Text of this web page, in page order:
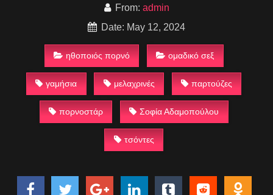
From: admin
Date: May 12, 2024
ηθοποιός πορνό ομαδικό σεξ
γαμήσια μελαχρινές παρτούζες
πορνοστάρ Σοφία Αδαμοπούλου
τσόντες